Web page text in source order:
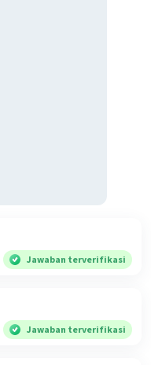
Jawaban terverifikasi
Jawaban terverifikasi